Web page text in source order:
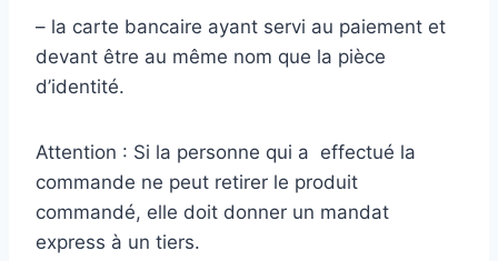
– la carte bancaire ayant servi au paiement et
devant être au même nom que la pièce
d’identité.
Attention : Si la personne qui a effectué la
commande ne peut retirer le produit
commandé, elle doit donner un mandat
express à un tiers.